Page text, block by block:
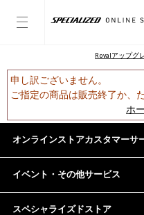
Rovalアップグ
申し訳ございません。
ご指定の商品は販売終了か、
ホ
オンラインストアカスタマーサ
イベント・その他サービス
スペシャライズドストア